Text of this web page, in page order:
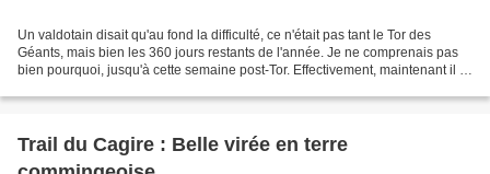
Un valdotain disait qu'au fond la difficulté, ce n'était pas tant le Tor des
Géants, mais bien les 360 jours restants de l'année. Je ne comprenais pas
bien pourquoi, jusqu'à cette semaine post-Tor. Effectivement, maintenant il y
Trail du Cagire : Belle virée en terre